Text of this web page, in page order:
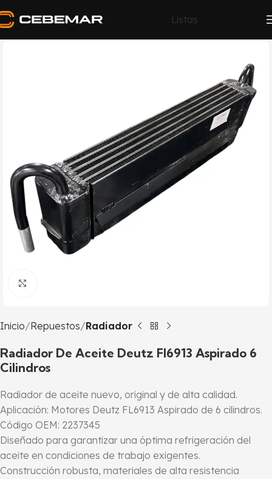
Listas
Inicio Repuestos Radiador
Radiador De Aceite Deutz Fl6913 Aspirado 6
Cilindros
Radiador de aceite nuevo, original y de alta calidad.
Aplicación: Motores Deutz FL6913 Aspirado de 6 cilindros.
Código OEM: 2237345
Diseñado para garantizar una óptima refrigeración del
aceite en condiciones de trabajo exigentes.
Construcción robusta, materiales de alta resistencia